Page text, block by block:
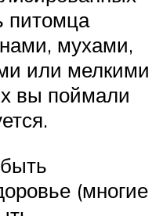
питомца
мухами,
или мелкими
вы поймали
(многие